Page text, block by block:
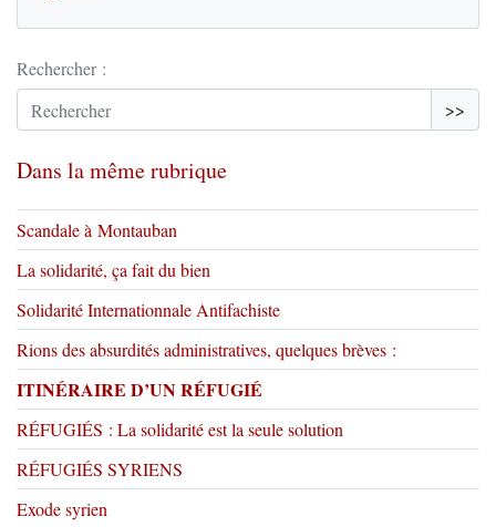
Rechercher :
>>
Dans la même rubrique
Scandale à Montauban
La solidarité, ça fait du bien
Solidarité Internationnale Antifachiste
Rions des absurdités administratives, quelques brèves :
ITINÉRAIRE D’UN RÉFUGIÉ
RÉFUGIÉS : La solidarité est la seule solution
RÉFUGIÉS SYRIENS
Exode syrien